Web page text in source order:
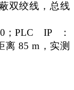
双绞线，总线
；PLC IP：
离 85 m，实测